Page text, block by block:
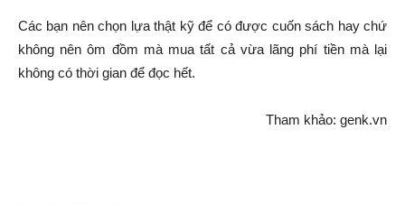
Các bạn nên chọn lựa thật kỹ để có được cuốn sách hay chứ
không nên ôm đồm mà mua tất cả vừa lãng phí tiền mà lại
không có thời gian để đọc hết.
Tham khảo: genk.vn